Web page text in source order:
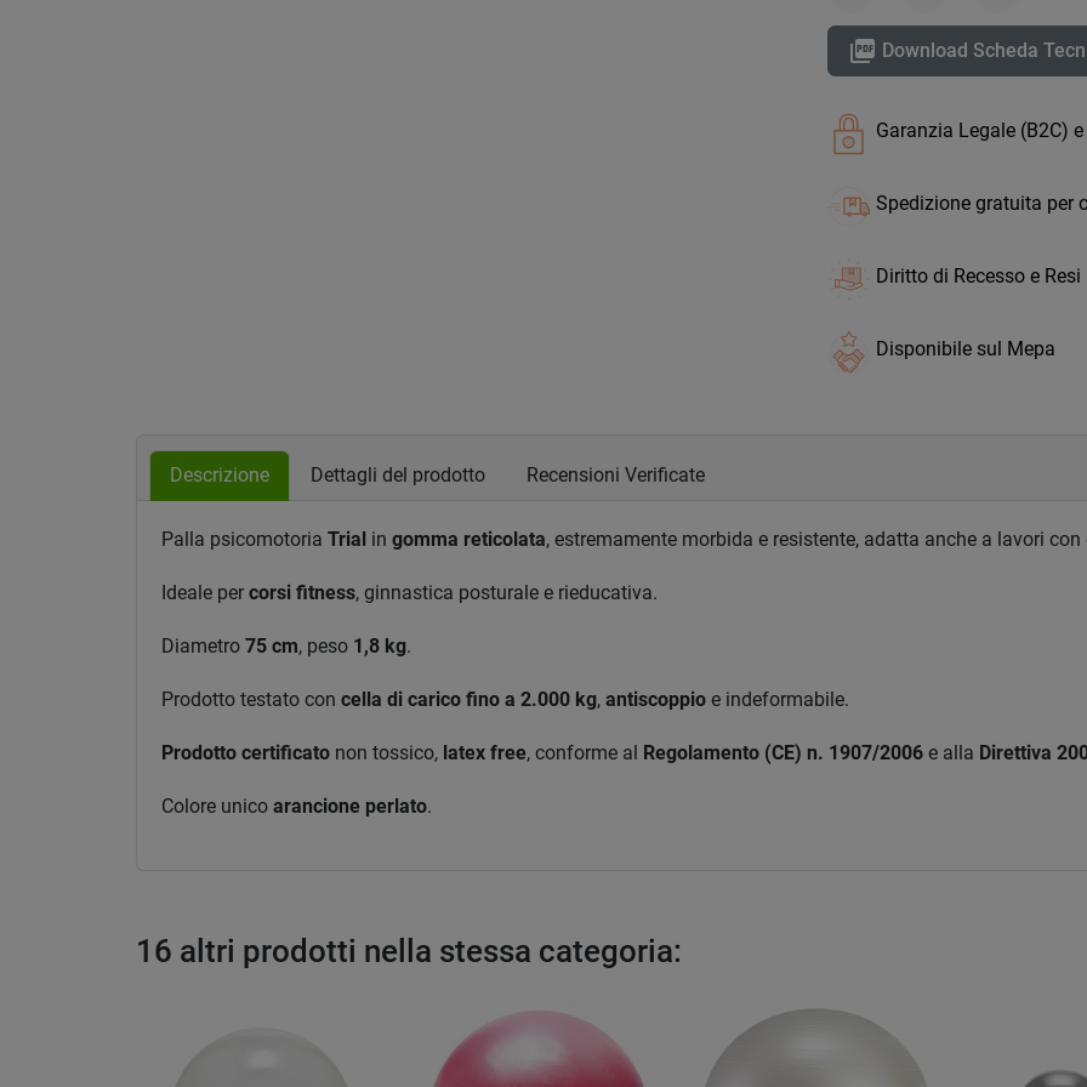
 Download Scheda
Garanzia Legale (B2C)
Spedizione gratuita per
Diritto di Recesso e Resi
Disponibile sul Mepa
Descrizione Dettagli del prodotto Recensioni Verificate
Palla psicomotoria Trial in gomma reticolata, estremamente morbida e resistente, adatta anche a lavori
Ideale per corsi fitness, ginnastica posturale e rieducativa.
Diametro 75 cm, peso 1,8 kg.
Prodotto testato con cella di carico fino a 2.000 kg, antiscoppio e indeformabile.
Prodotto certificato non tossico, latex free, conforme al Regolamento (CE) n. 1907/2006 e alla Direttiva
Colore unico arancione perlato.
16 altri prodotti nella stessa categoria: